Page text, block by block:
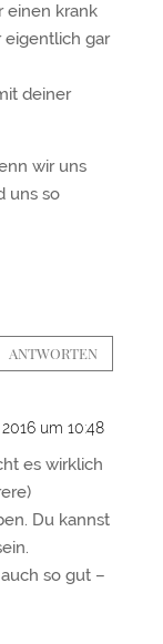
einen krank
eigentlich gar
deiner
wir uns
uns so
ANTWORTEN
um 10:48
es wirklich
Du kannst
so gut –